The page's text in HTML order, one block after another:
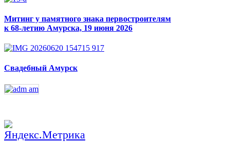
Митинг у памятного знака первостроителям
к 68-летию Амурска, 19 июня 2026
Свадебный Амурск